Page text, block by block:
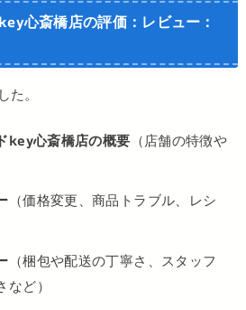
心斎橋店の評価：レビュー：
。
key心斎橋店の概要 （店舗の特徴や
（価格変更、商品トラブル、レシ
（梱包や配送の丁寧さ、スタッフ
ど）